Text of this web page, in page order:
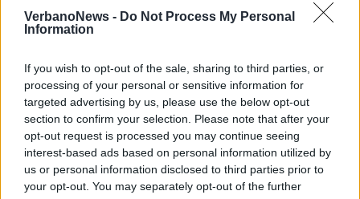
VerbanoNews - Do Not Process My Personal
Information
If you wish to opt-out of the sale, sharing to third parties, or
processing of your personal or sensitive information for
targeted advertising by us, please use the below opt-out
section to confirm your selection. Please note that after your
opt-out request is processed you may continue seeing
interest-based ads based on personal information utilized by
us or personal information disclosed to third parties prior to
your opt-out. You may separately opt-out of the further
ALTRE NOTIZIE DI LUINO